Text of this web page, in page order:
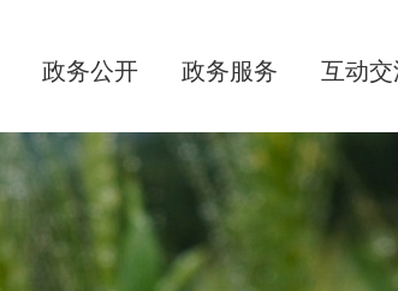
政务公开 政务服务 互动交